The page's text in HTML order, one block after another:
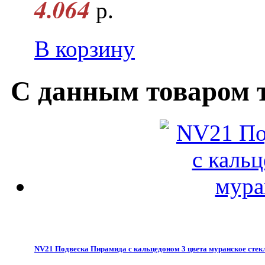
4.064 р.
В корзину
С данным товаром
NV21 Подвеска Пирамида с кальцедоном 3 цвета муранское